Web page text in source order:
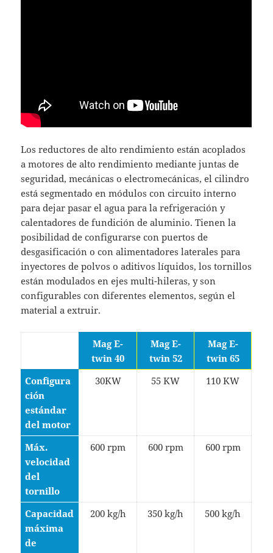
Los reductores de alto rendimiento están acoplados
a motores de alto rendimiento mediante juntas de
seguridad, mecánicas o electromecánicas, el cilindro
está segmentado en módulos con circuito interno
para dejar pasar el agua para la refrigeración y
calentadores de fundición de aluminio. Tienen la
posibilidad de configurarse con puertos de
desgasificación o con alimentadores laterales para
inyectores de polvos o aditivos líquidos, los tornillos
están modulados en ejes multi-hileras, y son
configurables con diferentes elementos, según el
material a extruir.
Mag E-
twin 40
Mag E-
twin 52
Mag E-
twin 65
Configura
ción
estándar
del motor
30KW 55 KW 110 KW
Máx.
velocidad
del
tornillo
600 rpm 600 rpm 600 rpm
Capacidad
máxima
de
200 kg/h 350 kg/h 500 kg/h